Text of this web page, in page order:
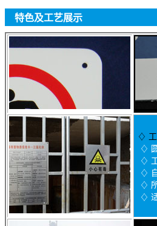
特色及工艺展示
♢
♢
♢
♢
♢ 所
♢